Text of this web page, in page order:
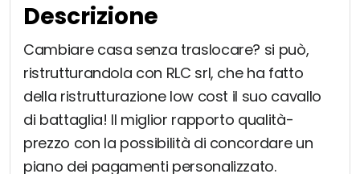
Descrizione
Cambiare casa senza traslocare? si può,
ristrutturandola con RLC srl, che ha fatto
della ristrutturazione low cost il suo cavallo
di battaglia! Il miglior rapporto qualità-
prezzo con la possibilità di concordare un
piano dei pagamenti personalizzato.